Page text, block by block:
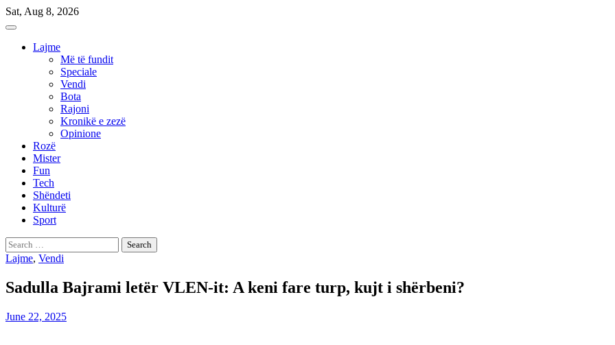
Skip
to
Sat, Aug 8, 2026
Lajme
Më të fundit
Speciale
Vendi
Bota
Rajoni
Kronikë e zezë
Opinione
Rozë
Mister
Fun
Tech
Shëndeti
Kulturë
Sport
Search
for:
Lajme, Vendi
Sadulla Bajrami letër VLEN-it: A keni fare turp, kujt i shërbeni?
June 22, 2025